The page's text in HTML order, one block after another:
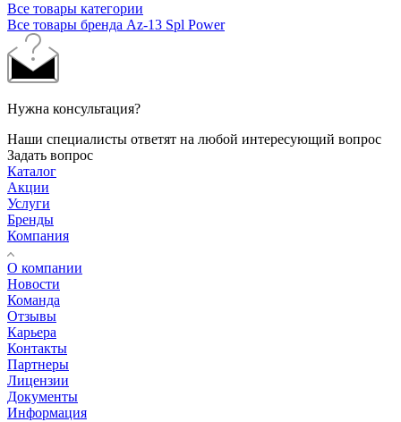
Все товары категории
Все товары бренда Az-13 Spl Power
Нужна консультация?
Наши специалисты ответят на любой интересующий вопрос
Задать вопрос
Каталог
Акции
Услуги
Бренды
Компания
О компании
Новости
Команда
Отзывы
Карьера
Контакты
Партнеры
Лицензии
Документы
Информация